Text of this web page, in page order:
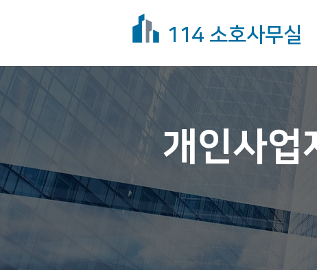
114 소호사무실
개인사업